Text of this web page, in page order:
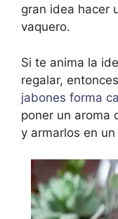
gran idea hacer
vaquero.
Si te anima la
regalar,
jabones forma
poner un aroma
y armarlos en